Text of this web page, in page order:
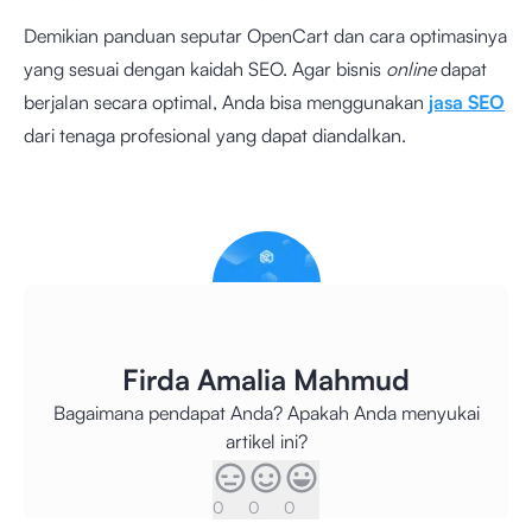
Demikian panduan seputar OpenCart dan cara optimasinya
yang sesuai dengan kaidah SEO. Agar bisnis onlinedapat
berjalan secara optimal, Anda bisa menggunakan jasa SEO
dari tenaga profesional yang dapat diandalkan.
Firda Amalia Mahmud
Bagaimana pendapat Anda? Apakah Anda menyukai
artikel ini?
0 0 0